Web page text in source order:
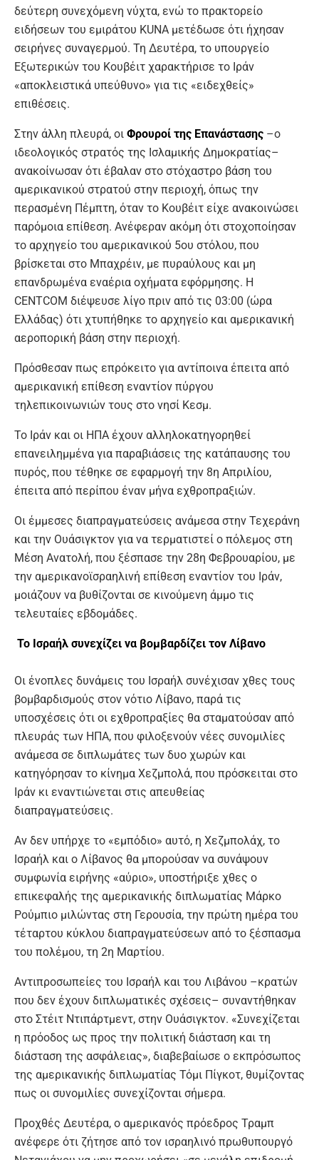
δεύτερη συνεχόμενη νύχτα, ενώ το πρακτορείο
ειδήσεων του εμιράτου KUNA μετέδωσε ότι ήχησαν
σειρήνες συναγερμού. Τη Δευτέρα, το υπουργείο
Εξωτερικών του Κουβέιτ χαρακτήρισε το Ιράν
«αποκλειστικά υπεύθυνο» για τις «ειδεχθείς»
επιθέσεις.
Στην άλλη πλευρά, οι Φρουροί της Επανάστασης –ο
ιδεολογικός στρατός της Ισλαμικής Δημοκρατίας–
ανακοίνωσαν ότι έβαλαν στο στόχαστρο βάση του
αμερικανικού στρατού στην περιοχή, όπως την
περασμένη Πέμπτη, όταν το Κουβέιτ είχε ανακοινώσει
παρόμοια επίθεση. Ανέφεραν ακόμη ότι στοχοποίησαν
το αρχηγείο του αμερικανικού 5ου στόλου, που
βρίσκεται στο Μπαχρέιν, με πυραύλους και μη
επανδρωμένα εναέρια οχήματα εφόρμησης. Η
CENTCOM διέψευσε λίγο πριν από τις 03:00 (ώρα
Ελλάδας) ότι χτυπήθηκε το αρχηγείο και αμερικανική
αεροπορική βάση στην περιοχή.
Πρόσθεσαν πως επρόκειτο για αντίποινα έπειτα από
αμερικανική επίθεση εναντίον πύργου
τηλεπικοινωνιών τους στο νησί Κεσμ.
Το Ιράν και οι ΗΠΑ έχουν αλληλοκατηγορηθεί
επανειλημμένα για παραβιάσεις της κατάπαυσης του
πυρός, που τέθηκε σε εφαρμογή την 8η Απριλίου,
έπειτα από περίπου έναν μήνα εχθροπραξιών.
Οι έμμεσες διαπραγματεύσεις ανάμεσα στην Τεχεράνη
και την Ουάσιγκτον για να τερματιστεί ο πόλεμος στη
Μέση Ανατολή, που ξέσπασε την 28η Φεβρουαρίου, με
την αμερικανοϊσραηλινή επίθεση εναντίον του Ιράν,
μοιάζουν να βυθίζονται σε κινούμενη άμμο τις
τελευταίες εβδομάδες.
Το Ισραήλ συνεχίζει να βομβαρδίζει τον Λίβανο
Οι ένοπλες δυνάμεις του Ισραήλ συνέχισαν χθες τους
βομβαρδισμούς στον νότιο Λίβανο, παρά τις
υποσχέσεις ότι οι εχθροπραξίες θα σταματούσαν από
πλευράς των ΗΠΑ, που φιλοξενούν νέες συνομιλίες
ανάμεσα σε διπλωμάτες των δυο χωρών και
κατηγόρησαν το κίνημα Χεζμπολά, που πρόσκειται στο
Ιράν κι εναντιώνεται στις απευθείας
διαπραγματεύσεις.
Αν δεν υπήρχε το «εμπόδιο» αυτό, η Χεζμπολάχ, το
Ισραήλ και ο Λίβανος θα μπορούσαν να συνάψουν
συμφωνία ειρήνης «αύριο», υποστήριξε χθες ο
επικεφαλής της αμερικανικής διπλωματίας Μάρκο
Ρούμπιο μιλώντας στη Γερουσία, την πρώτη ημέρα του
τέταρτου κύκλου διαπραγματεύσεων από το ξέσπασμα
του πολέμου, τη 2η Μαρτίου.
Αντιπροσωπείες του Ισραήλ και του Λιβάνου –κρατών
που δεν έχουν διπλωματικές σχέσεις– συναντήθηκαν
στο Στέιτ Ντιπάρτμεντ, στην Ουάσιγκτον. «Συνεχίζεται
η πρόοδος ως προς την πολιτική διάσταση και τη
διάσταση της ασφάλειας», διαβεβαίωσε ο εκπρόσωπος
της αμερικανικής διπλωματίας Τόμι Πίγκοτ, θυμίζοντας
πως οι συνομιλίες συνεχίζονται σήμερα.
Προχθές Δευτέρα, ο αμερικανός πρόεδρος Τραμπ
ανέφερε ότι ζήτησε από τον ισραηλινό πρωθυπουργό